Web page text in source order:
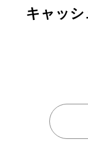
キャッ